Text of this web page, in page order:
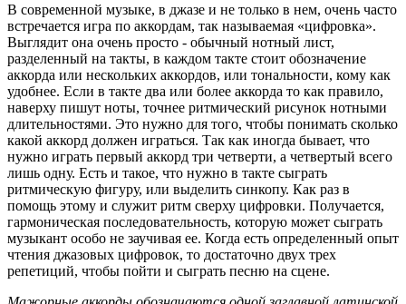
В современной музыке, в джазе и не только в нем, очень часто
встречается игра по аккордам, так называемая «цифровка».
Выглядит она очень просто - обычный нотный лист,
разделенный на такты, в каждом такте стоит обозначение
аккорда или нескольких аккордов, или тональности, кому как
удобнее. Если в такте два или более аккорда то как правило,
наверху пишут ноты, точнее ритмический рисунок нотными
длительностями. Это нужно для того, чтобы понимать сколько
какой аккорд должен играться. Так как иногда бывает, что
нужно играть первый аккорд три четверти, а четвертый всего
лишь одну. Есть и такое, что нужно в такте сыграть
ритмическую фигуру, или выделить синкопу. Как раз в
помощь этому и служит ритм сверху цифровки. Получается,
гармоническая последовательность, которую может сыграть
музыкант особо не заучивая ее. Когда есть определенный опыт
чтения джазовых цифровок, то достаточно двух трех
репетиций, чтобы пойти и сыграть песню на сцене.